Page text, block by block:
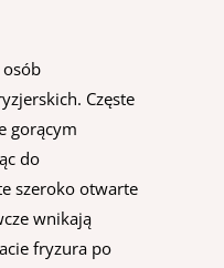
Częste
gorącym
do
szeroko otwarte
wnikają
fryzura po